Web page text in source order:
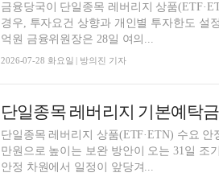
금융당국이 단일종목 레버리지 상품
경우, 투자요건 상향과 개인별 투자한도 설
억원 금융위원장은 28일 여의...
2026-07-28 화요일 | 방의진 기자
단일종목 레버리지 상품(ETF·ETN) 수요
만원으로 높이는 보완 방안이 오는 31일 조
안정 차원에서 일정이 앞당겨...